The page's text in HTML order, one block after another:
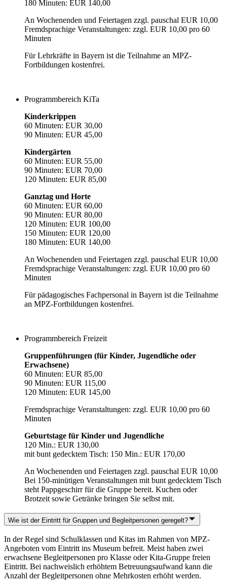
180 Minuten: EUR 140,00
An Wochenenden und Feiertagen zzgl. pauschal EUR 10,00
Fremdsprachige Veranstaltungen: zzgl. EUR 10,00 pro 60
Minuten
Für Lehrkräfte in Bayern ist die Teilnahme an MPZ-
Fortbildungen kostenfrei.
Programmbereich KiTa
Kinderkrippen
60 Minuten: EUR 30,00
90 Minuten: EUR 45,00
Kindergärten
60 Minuten: EUR 55,00
90 Minuten: EUR 70,00
120 Minuten: EUR 85,00
Ganztag und Horte
60 Minuten: EUR 60,00
90 Minuten: EUR 80,00
120 Minuten: EUR 100,00
150 Minuten: EUR 120,00
180 Minuten: EUR 140,00
An Wochenenden und Feiertagen zzgl. pauschal EUR 10,00
Fremdsprachige Veranstaltungen: zzgl. EUR 10,00 pro 60
Minuten
Für pädagogisches Fachpersonal in Bayern ist die Teilnahme
an MPZ-Fortbildungen kostenfrei.
Programmbereich Freizeit
Gruppenführungen (für Kinder, Jugendliche oder
Erwachsene)
60 Minuten: EUR 85,00
90 Minuten: EUR 115,00
120 Minuten: EUR 145,00
Fremdsprachige Veranstaltungen: zzgl. EUR 10,00 pro 60
Minuten
Geburtstage für Kinder und Jugendliche
120 Min.: EUR 130,00
mit bunt gedecktem Tisch: 150 Min.: EUR 170,00
An Wochenenden und Feiertagen zzgl. pauschal EUR 10,00
Bei 150-minütigen Veranstaltungen mit bunt gedecktem Tisch
steht Pappgeschirr für die Gruppe bereit. Kuchen oder
Brotzeit sowie Getränke bringen Sie selbst mit.
Wie ist der Eintritt für Gruppen und Begleitpersonen geregelt?
In der Regel sind Schulklassen und Kitas im Rahmen von MPZ-
Angeboten vom Eintritt ins Museum befreit. Meist haben zwei
erwachsene Begleitpersonen pro Klasse oder Kita-Gruppe freien
Eintritt. Bei nachweislich erhöhtem Betreuungsaufwand kann die
Anzahl der Begleitpersonen ohne Mehrkosten erhöht werden.